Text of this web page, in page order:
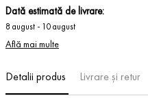
Dată estimată de livrare:
8 august - 10 august
Află mai multe
Detalii produs Livrare și retur